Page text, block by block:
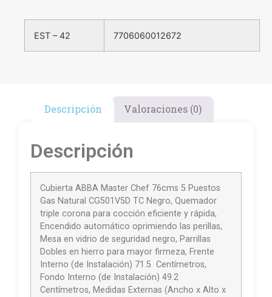
EST – 42 7706060012672
Descripción Valoraciones (0)
Descripción
Cubierta ABBA Master Chef 76cms 5 Puestos
Gas Natural CG501V5D TC Negro, Quemador
triple corona para cocción eficiente y rápida,
Encendido automático oprimiendo las perillas,
Mesa en vidrio de seguridad negro, Parrillas
Dobles en hierro para mayor firmeza, Frente
Interno (de Instalación) 71.5 Centímetros,
Fondo Interno (de Instalación) 49.2
Centímetros, Medidas Externas (Ancho x Alto x